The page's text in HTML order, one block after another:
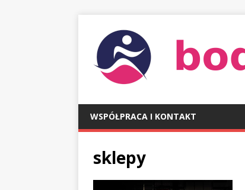
WSPÓŁPRACA I KONTAKT
sklepy